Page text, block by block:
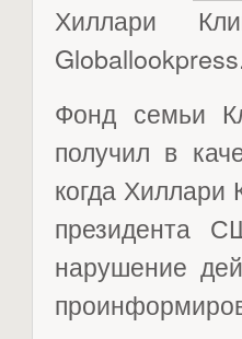
Хиллари
Фонд семьи
получил в
когда Хиллари
президента
нарушение